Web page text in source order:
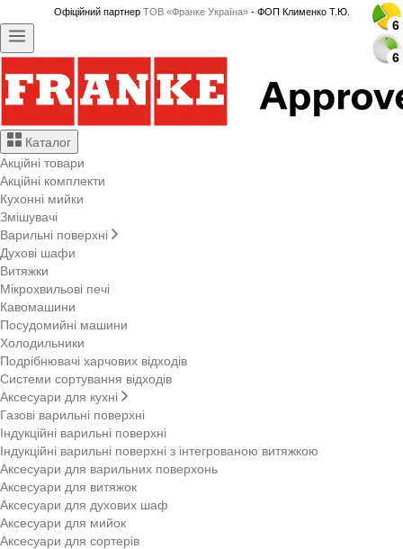
Офіційний партнер ТОВ «Франке Україна»- ФОП Клименко Т.Ю.
Каталог
Акційні товари
Акційні комплекти
Кухонні мийки
Змішувачі
Варильні поверхні
Духові шафи
Витяжки
Мікрохвильові печі
Кавомашини
Посудомийні машини
Холодильники
Подрібнювачі харчових відходів
Системи сортування відходів
Аксесуари для кухні
Газові варильні поверхні
Індукційні варильні поверхні
Індукційні варильні поверхні з інтегрованою витяжкою
Аксесуари для варильних поверхонь
Аксесуари для витяжок
Аксесуари для духових шаф
Аксесуари для мийок
Аксесуари для сортерів
6
6
6
6
6
6
6
6
6
6
6
6
6
6
6
6
6
6
6
6
6
6
6
6
6
6
6
6
6
6